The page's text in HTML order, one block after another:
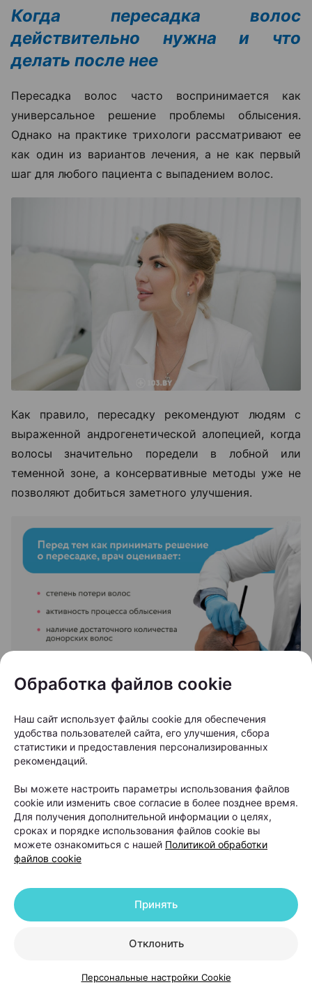
Когда пересадка волос
действительно нужна и что
делать после нее
Пересадка волос часто воспринимается как
универсальное решение проблемы облысения.
Однако на практике трихологи рассматривают ее
как один из вариантов лечения, а не как первый
шаг для любого пациента с выпадением волос.
Как правило, пересадку рекомендуют людям с
выраженной андрогенетической алопецией, когда
волосы значительно поредели в лобной или
теменной зоне, а консервативные методы уже не
позволяют добиться заметного улучшения.
«Если пациент в течение шести-двенадцати
месяцев использовал наружную терапию и другие
методы лечения, но значимого улучшения не
произошло, тогда можно рассматривать пересадку
волос как следующий этап», —объясняет Ольга
Кудаленкина.
При этом важно понимать: пересадка
не устраняет причину
андрогенетической алопеции. Она
помогает восстановить густоту волос
облысения может продолжаться.
Обработка файлов cookie
Наш сайт использует файлы cookie для обеспечения
удобства пользователей сайта, его улучшения, сбора
статистики и предоставления персонализированных
рекомендаций.
Вы можете настроить параметры использования файлов
cookie или изменить свое согласие в более позднее время.
Для получения дополнительной информации о целях,
сроках и порядке использования файлов cookie вы
можете ознакомиться с нашей Политикой обработки
файлов cookie
Отклонить
Принять
Персональные настройки Cookie